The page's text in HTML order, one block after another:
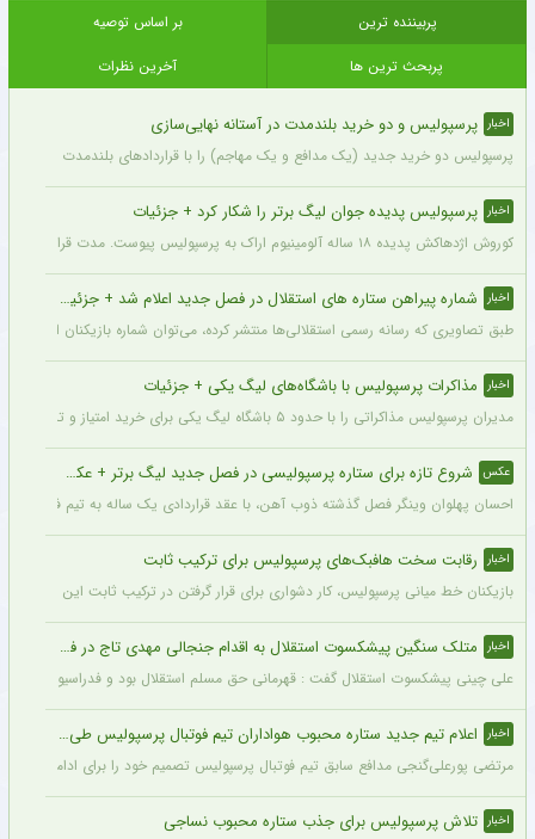
پربیننده ترین
بر اساس توصیه
پربحث ترین ها
آخرین نظرات
اخبار پرسپولیس و دو خرید بلندمدت در آستانه نهایی‌سازی
پرسپولیس دو خرید جدید (یک مدافع و یک مهاجم) را با قراردادهای بلندمدت نهایی کرده
اخبار پرسپولیس پدیده جوان لیگ برتر را شکار کرد + جزئیات
کوروش اژدهاکش پدیده ۱۸ ساله آلومینیوم اراک به پرسپولیس پیوست. مدت قرارداد اژدهاکش با پرسپولیس به مدت ۴ سال است.
اخبار شماره پیراهن ستاره های استقلال در فصل جدید اعلام شد + جزئیات
طبق تصاویری که رسانه رسمی استقلالی‌ها منتشر کرده، می‌توان شماره بازیکنان این
اخبار مذاکرات پرسپولیس با باشگاه‌های لیگ یکی + جزئیات
مدیران پرسپولیس مذاکراتی را با حدود ۵ باشگاه لیگ یکی برای خرید امتیاز و تشکیل تیم «ب» آغاز کرده‌اند.
عکس شروع تازه برای ستاره پرسپولیسی در فصل جدید لیگ برتر + عکس
احسان پهلوان وینگر فصل گذشته ذوب آهن، با عقد قراردادی یک ساله به تیم فجر
اخبار رقابت سخت هافبک‌های پرسپولیس برای ترکیب ثابت
بازیکنان خط میانی پرسپولیس، کار دشواری برای قرار گرفتن در ترکیب ثابت این تیم
اخبار متلک سنگین پیشکسوت استقلال به اقدام جنجالی مهدی تاج در فدراسیون فوتبال
علی چینی پیشکسوت استقلال گفت : قهرمانی حق مسلم استقلال بود و فدراسیون باید آن
اخبار اعلام تیم جدید ستاره محبوب هواداران تیم فوتبال پرسپولیس طی ۴۸ ساعت آینده
مرتضی پورعلی‌گنجی مدافع سابق تیم فوتبال پرسپولیس تصمیم خود را برای ادامه
اخبار تلاش پرسپولیس برای جذب ستاره محبوب نساجی